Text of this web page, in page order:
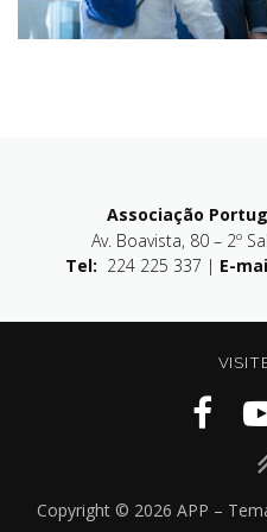
Associação
Av. Boavista, 80 – 2º
Tel: 224 225 337 | E-
Copyright © 2026 APP –